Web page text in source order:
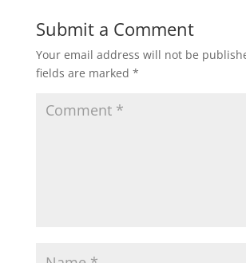
Submit a Comment
Your email address will not be
fields are marked *